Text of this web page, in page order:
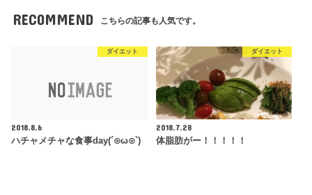
RECOMMEND こちらの記事も人気です。
ダイエット
2018.8.6
ハチャメチャな食事day(´⊙ω⊙`)
ダイエット
2018.7.28
体脂肪がー！！！！！